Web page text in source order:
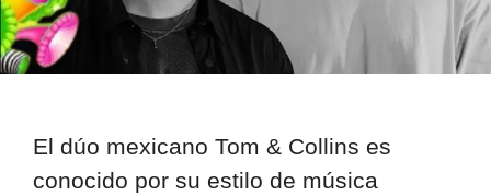
El dúo mexicano Tom & Collins es
conocido por su estilo de música